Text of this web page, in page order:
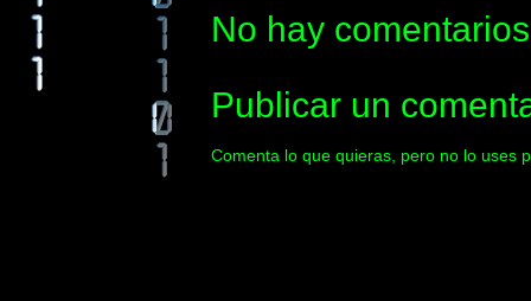
No hay
Publicar un
Comenta lo que quieras, pero no lo uses